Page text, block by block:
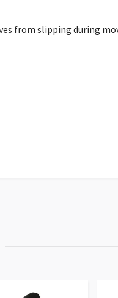
from slipping during